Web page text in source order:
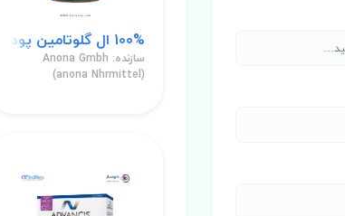
100% ال گلوتامین پودر 400 گرمی
سازنده: Anona Gmbh
(anona Nhrmittel)